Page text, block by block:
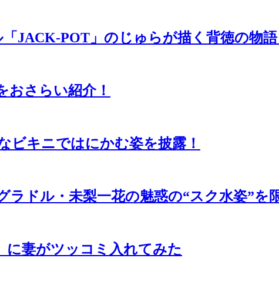
JACK-POT」のじゅらが描く背徳の物語
おさらい紹介！
ビキニではにかむ姿を披露！
ドル・未梨一花の魅惑の“スク水姿”を
妻がツッコミ入れてみた